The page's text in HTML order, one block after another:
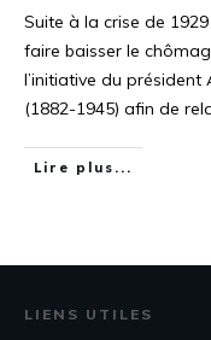
Suite à la crise de
faire baisser le
l’initiative du président
(1882-1945) afin de
Lire plus...
LIENS UTILES